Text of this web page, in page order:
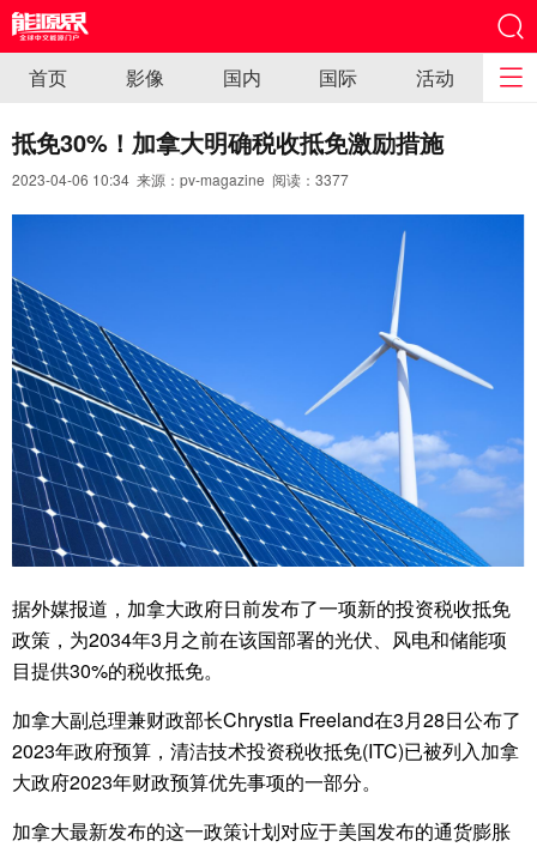
首页 影像 国内 国际 活动
抵免30%！加拿大明确税收抵免激励措施
2023-04-06 10:34 来源：pv-magazine 阅读： 3377
据外媒报道，加拿大政府日前发布了一项新的投资税收抵免
政策，为2034年3月之前在该国部署的光伏、风电和储能项
目提供30%的税收抵免。
加拿大副总理兼财政部长Chrystia Freeland在3月28日公布了
2023年政府预算，清洁技术投资税收抵免(ITC)已被列入加拿
大政府2023年财政预算优先事项的一部分。
加拿大最新发布的这一政策计划对应于美国发布的通货膨胀